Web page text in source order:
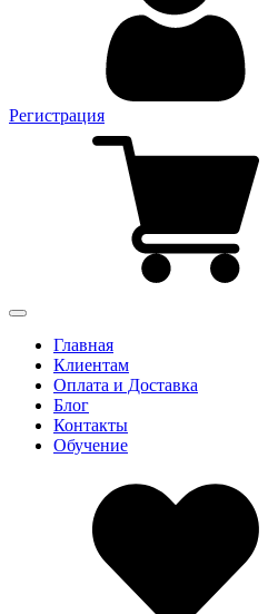
Регистрация
Главная
Клиентам
Оплата и Доставка
Блог
Контакты
Обучение